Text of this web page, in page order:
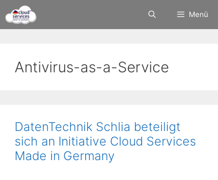
Inhalt
springen
Menü
Antivirus-as-a-Service
DatenTechnik Schlia beteiligt
sich an Initiative Cloud Services
Made in Germany